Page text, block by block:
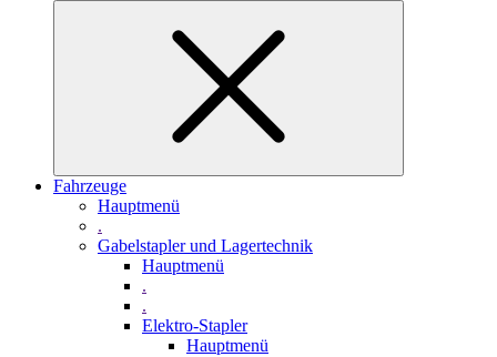
Fahrzeuge
Hauptmenü
.
Gabelstapler und Lagertechnik
Hauptmenü
.
.
Elektro-Stapler
Hauptmenü